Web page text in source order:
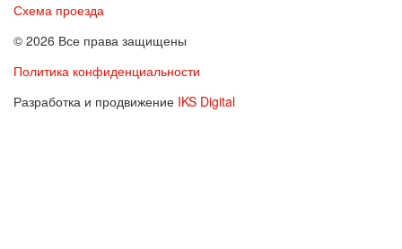
Схема проезда
© 2026 Все права защищены
Политика конфиденциальности
Разработка и продвижение IKS Digital